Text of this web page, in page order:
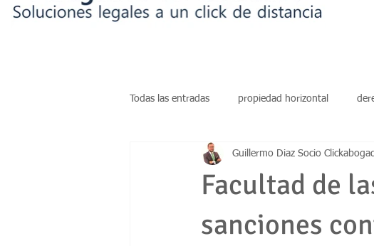
Todas las entradas propiedad horizontal
insolvencia deudas arrendamientos
Facultad de
sanciones
Guillermo Diaz Socio